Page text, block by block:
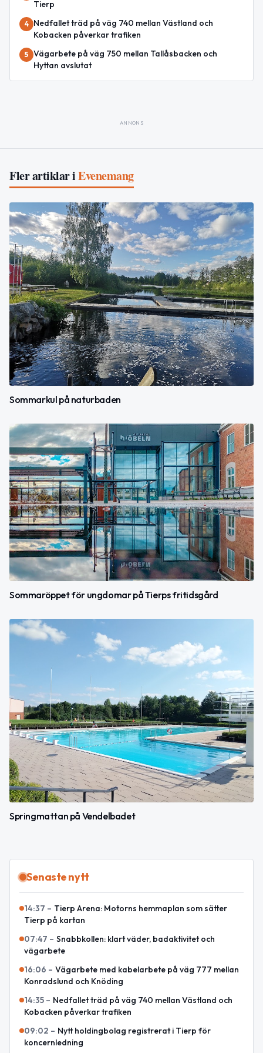
Tierp
4
Nedfallet träd på väg 740 mellan Västland och
Kobacken påverkar trafiken
5 Vägarbete på väg 750 mellan Tallåsbacken och
Hyttan avslutat
ANNONS
Fler artiklar iEvenemang
Sommarkul på naturbaden
Sommaröppet för ungdomar på Tierps fritidsgård
Springmattan på Vendelbadet
Senaste nytt
14:37 – Tierp Arena: Motorns hemmaplan som sätter
Tierp på kartan
07:47 – Snabbkollen: klart väder, badaktivitet och
vägarbete
16:06 – Vägarbete med kabelarbete på väg 777 mellan
Konradslund och Knöding
14:35 – Nedfallet träd på väg 740 mellan Västland och
Kobacken påverkar trafiken
09:02 – Nytt holdingbolag registrerat i Tierp för
koncernledning